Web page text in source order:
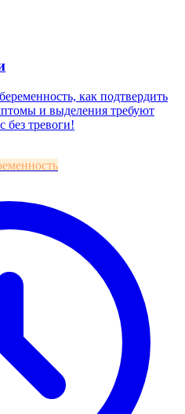
как подтвердить
и выделения требуют
без тревоги!